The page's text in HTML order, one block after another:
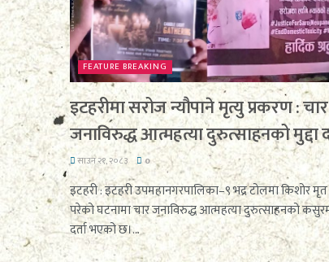
FEATURE BREAKING
इटहरीमा सरोज न्यौपाने मृत्यु प्रकरण : चार
जनाविरुद्ध आत्महत्या दुरुत्साहनको मुद्दा
साउन २१, २०८३ 0
इटहरी : इटहरी उपमहानगरपालिका–९ भद्र टोलमा किशोर
परेको घटनामा चार जनाविरुद्ध आत्महत्या दुरुत्साहनको
दर्ता भएको छ।...